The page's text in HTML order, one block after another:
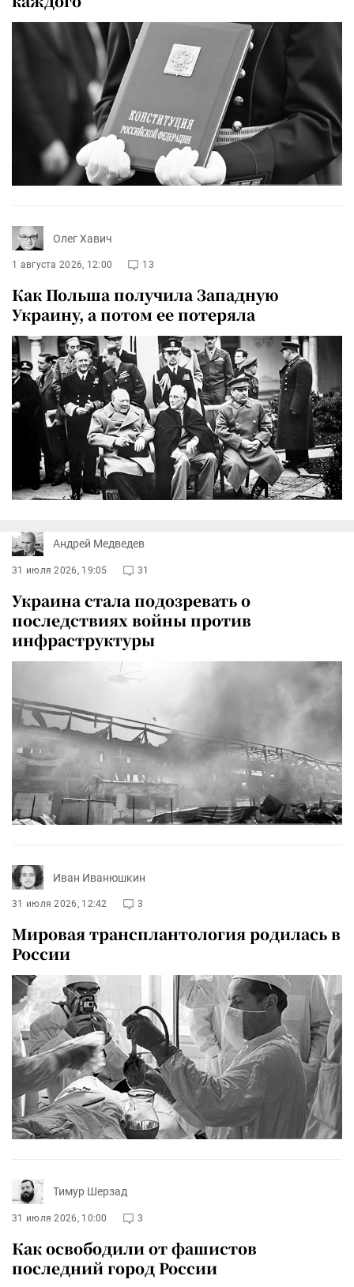
Олег Хавич
1 августа 2026, 12:00 13
Как Польша получила Западную
Украину, а потом ее потеряла
Андрей Медведев
31 июля 2026, 19:05 31
Украина стала подозревать о
последствиях войны против
инфраструктуры
Иван Иванюшкин
31 июля 2026, 12:42 3
Мировая трансплантология родилась в
России
Тимур Шерзад
31 июля 2026, 10:00 3
Как освободили от фашистов
последний город России